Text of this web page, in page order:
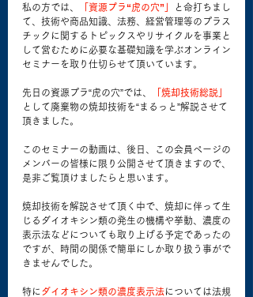
私の方では、 「資源プラ“虎の穴”」
と命打ちまし
て、技術や商品知識、法務、経営管理等のプラス
チックに関するトピックスやリサイクルを事業と
して営むために必要な基礎知識を学ぶオンライン
セミナーを取り仕切らせて頂いています。
先日の資源プラ“虎の穴”では、
「焼却技術総説」
として廃棄物の焼却技術を“まるっと”解説させて
頂きました。
このセミナーの動画は、後日、この会員ページの
メンバーの皆様に限り公開させて頂きますので、
是非ご覧頂けましたらと思います。
焼却技術を解説させて頂く中で、焼却に伴って生
じるダイオキシン類の発生の機構や挙動、濃度の
表示法などについても取り上げる予定であったの
ですが、時間の関係で簡単にしか取り扱う事がで
きませんでした。
特に ダイオキシン類の濃度表示法については法規